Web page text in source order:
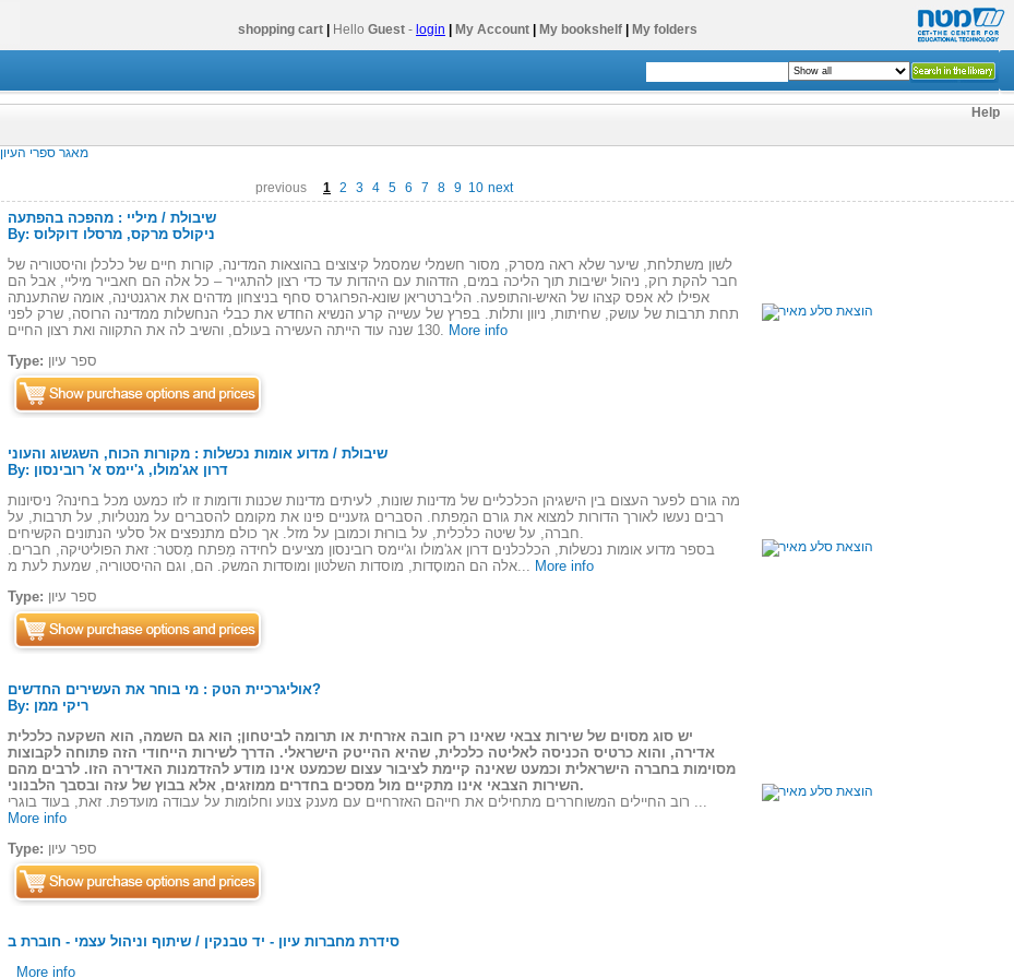
shopping cart Hello Guest - login My Account My bookshelf My folders
Help
מאגר ספרי העיון
previous 1 2 3 4 5 6 7 8 9 10 next
שיבולת / מיליי : מהפכה בהפתעה
By: ניקולס מרקס, מרסלו דוקלוס
לשון משתלחת, שיער שלא ראה מסרק, מסור חשמלי שמסמל קיצוצים בהוצאות המדינה, קורות חיים של כלכלן והיסטוריה של
חבר להקת רוק, ניהול ישיבות תוך הליכה במים, הזדהות עם היהדות עד כדי רצון להתגייר – כל אלה הם חאבייר מיליי, אבל הם
אפילו לא אפס קצהו של האיש-והתופעה. הליברטריאן שונא-הפרוגרס סחף בניצחון מדהים את ארגנטינה, אומה שהתענתה
תחת תרבות של עושק, שחיתות, ניוון ותלות. בפרץ של עשייה קרע הנשיא החדש את כבלי הנחשלות ממדינה הרוסה, שרק לפני
130 שנה עוד הייתה העשירה בעולם, והשיב לה את התקווה ואת רצון החיים. More info
Type: ספר עיון
שיבולת / מדוע אומות נכשלות : מקורות הכוח, השגשוג והעוני
By: דרון אג'מולו, ג'יימס א' רובינסון
מה גורם לפער העצום בין הישגיהן הכלכליים של מדינות שונות, לעיתים מדינות שכנות ודומות זו לזו כמעט מכל בחינה? ניסיונות
רבים נעשו לאורך הדורות למצוא את גורם המַפתח. הסברים גזעניים פינו את מקומם להסברים על מנטליות, על תרבות, על
חברה, על שיטה כלכלית, על בורוּת וכמובן על מזל. אך כולם מתנפצים אל סלעי הנתונים הקשיחים.
בספר מדוע אומות נכשלות, הכלכלנים דרון אג'מולו וג'יימס רובינסון מציעים לחידה מַפתח מַסטר: זאת הפוליטיקה, חברים.
אלה הם המוסָדות, מוסדות השלטון ומוסדות המשק. הם, וגם ההיסטוריה, שמעת לעת מ... More info
Type: ספר עיון
אוליגרכיית הטק : מי בוחר את העשירים החדשים?
By: ריקי ממן
יש סוג מסוים של שירות צבאי שאינו רק חובה אזרחית או תרומה לביטחון; הוא גם השמה, הוא השקעה כלכלית
אדירה, והוא כרטיס הכניסה לאליטה כלכלית, שהיא ההייטק הישראלי. הדרך לשירות הייחודי הזה פתוחה לקבוצות
מסוימות בחברה הישראלית וכמעט שאינה קיימת לציבור עצום שכמעט אינו מודע להזדמנות האדירה הזו. לרבים מהם
השירות הצבאי אינו מתקיים מול מסכים בחדרים ממוזגים, אלא בבוץ של עזה ובסבך הלבנוני.
רוב החיילים המשוחררים מתחילים את חייהם האזרחיים עם מענק צנוע וחלומות על עבודה מועדפת. זאת, בעוד בוגרי ...
More info
Type: ספר עיון
סידרת מחברות עיון - יד טבנקין / שיתוף וניהול עצמי - חוברת ב
More info